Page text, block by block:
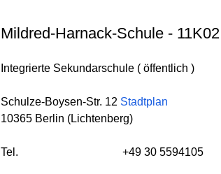
Mildred-Harnack-Schule - 11K02
Integrierte Sekundarschule ( öffentlich )
Schulze-Boysen-Str. 12 Stadtplan
10365 Berlin (Lichtenberg)
Tel. +49 30 5594105